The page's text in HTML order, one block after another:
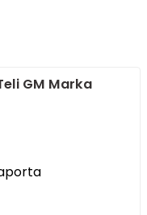
GM Marka